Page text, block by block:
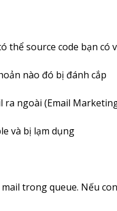
thể source code bạn có
nào đó bị đánh cắp
ra ngoài (Email
và bị lạm dụng
trong queue. Nếu